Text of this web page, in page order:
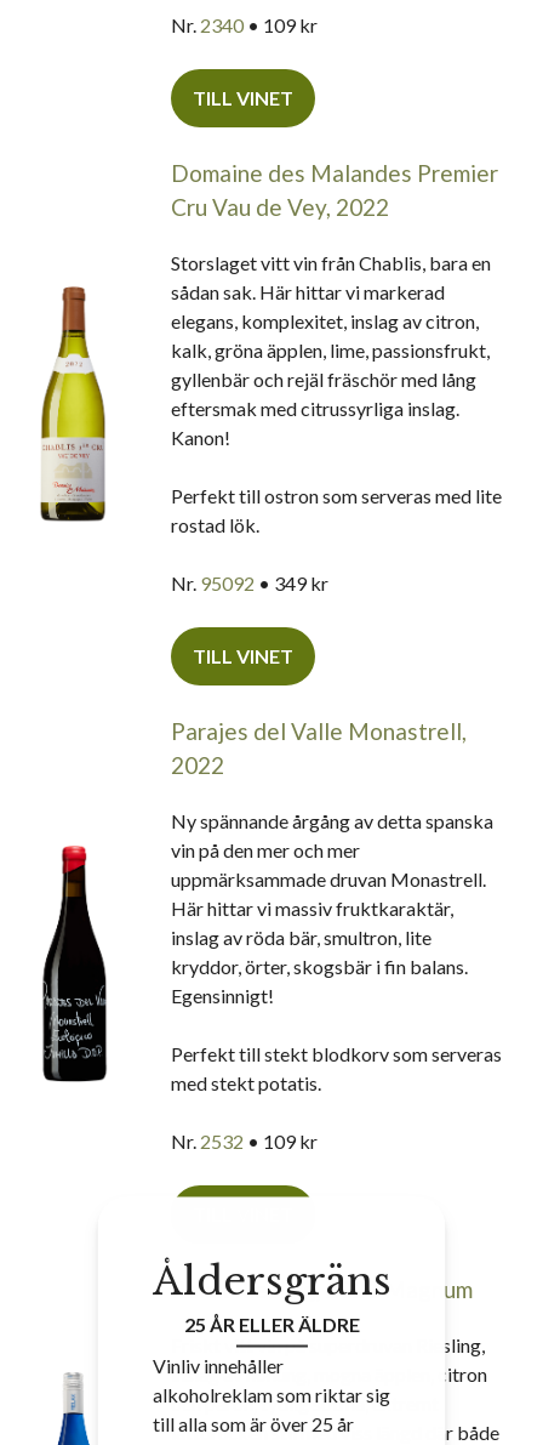
Nr. 2340 • 109 kr
TILL VINET
Domaine des Malandes Premier
Cru Vau de Vey, 2022
Storslaget vitt vin från Chablis, bara en
sådan sak. Här hittar vi markerad
elegans, komplexitet, inslag av citron,
kalk, gröna äpplen, lime, passionsfrukt,
gyllenbär och rejäl fräschör med lång
eftersmak med citrussyrliga inslag.
Kanon!
Perfekt till ostron som serveras med lite
rostad lök.
Nr. 95092 • 349 kr
TILL VINET
Parajes del Valle Monastrell,
2022
Ny spännande årgång av detta spanska
vin på den mer och mer
uppmärksammade druvan Monastrell.
Här hittar vi massiv fruktkaraktär,
inslag av röda bär, smultron, lite
kryddor, örter, skogsbär i fin balans.
Egensinnigt!
Perfekt till stekt blodkorv som serveras
med stekt potatis.
Nr. 2532 • 109 kr
Relax Riesling, 2021 Magnum
Friskt vitt vin på superdruvan Riesling,
inslag av honung, mogna äpplen, citron
och päron, tydlig sötma, extremt
lättdrucken stil med viss längd där både
Åldersgräns
25 ÅR ELLER ÄLDRE
Vinliv innehåller
alkoholreklam som riktar sig
till alla som är över 25 år